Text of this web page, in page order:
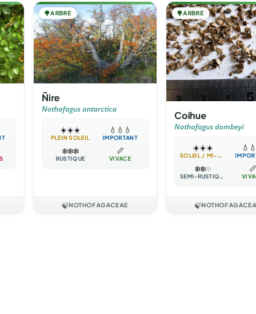
🌳ARBRE
Ñire
Nothofagus antarctica
☀️☀️☀️
PLEIN SOLEIL
💧 💧 💧
IMPORTANT
❄️❄️❄️
RUSTIQUE
📏
VIVACE
🍃NOTHOFAGACEAE
🌳ARBRE
Coihue
Nothofagus dombeyi
☀️☀️☀️
SOLEIL / MI-OMBRE
💧 💧
❄️❄️❄️
SEMI-RUSTIQUE
📏
🍃